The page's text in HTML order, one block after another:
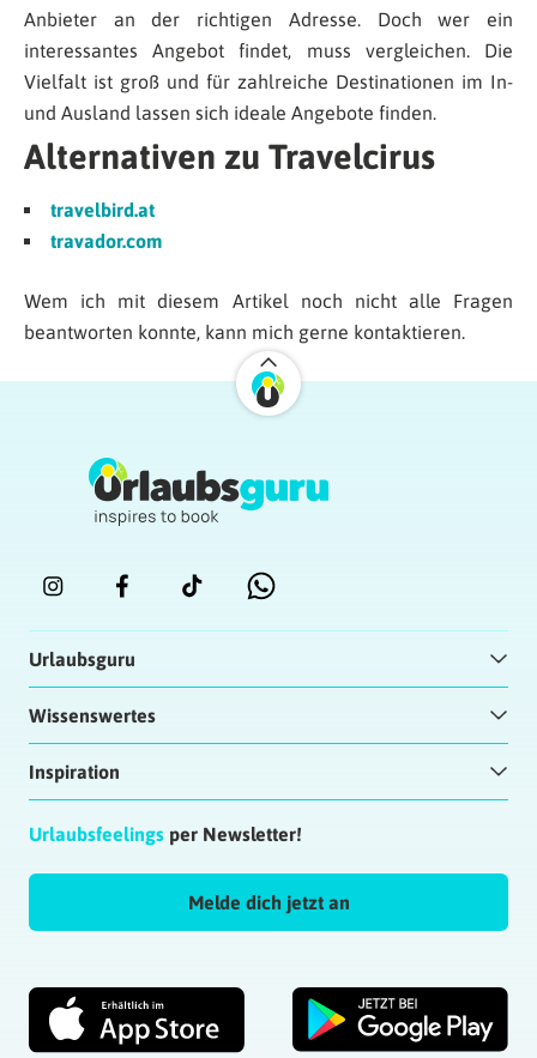
Anbieter an der richtigen Adresse. Doch wer ein
interessantes Angebot findet, muss vergleichen. Die
Vielfalt ist groß und für zahlreiche Destinationen im In-
und Ausland lassen sich ideale Angebote finden.
Alternativen zu Travelcirus
travelbird.at
travador.com
Wem ich mit diesem Artikel noch nicht alle Fragen
beantworten konnte, kann mich gerne kontaktieren.
Urlaubsguru
Wissenswertes
Inspiration
Urlaubsfeelings per Newsletter!
Melde dich jetzt an